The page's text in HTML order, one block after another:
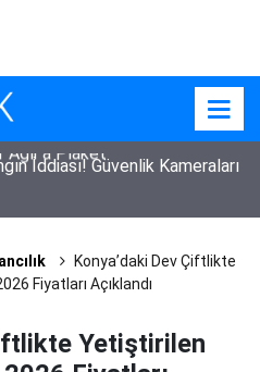
İddiası! Güvenlik Kameraları
Konya’daki Dev Çiftlikte
Fiyatları Açıklandı
Yetiştirilen